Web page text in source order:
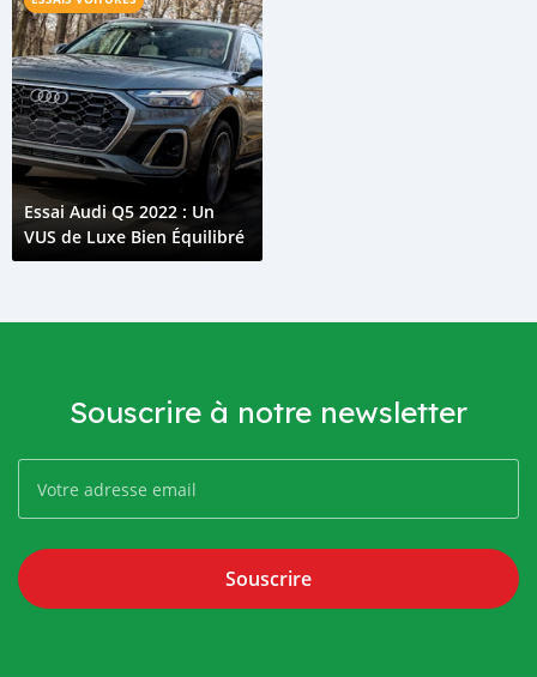
Essai Audi Q5 2022 : Un
VUS de Luxe Bien Équilibré
Souscrire à notre newsletter
Souscrire